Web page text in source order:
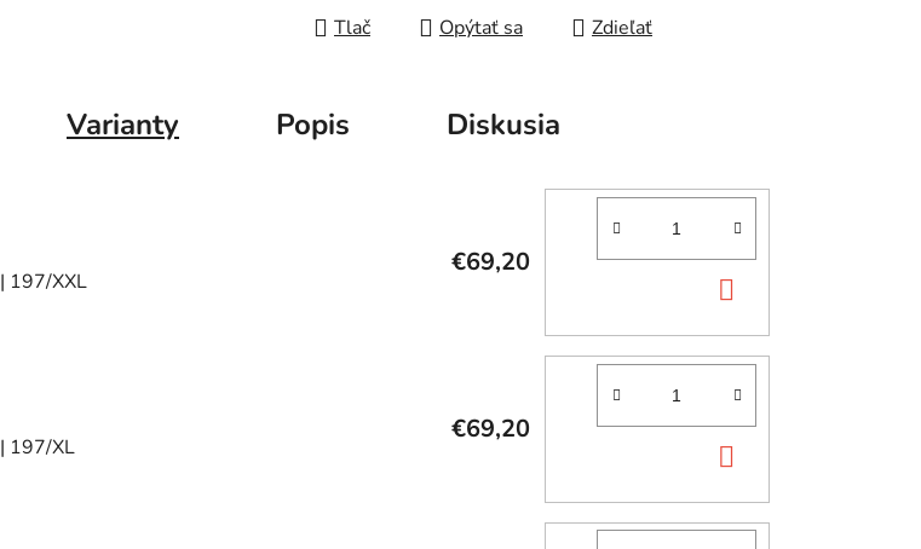
Tlač
Opýtať sa Zdieľať
Varianty Popis Diskusia
| 197/XXL
€69,20
KOŠÍKA
| 197/XL
€69,20
KOŠÍKA